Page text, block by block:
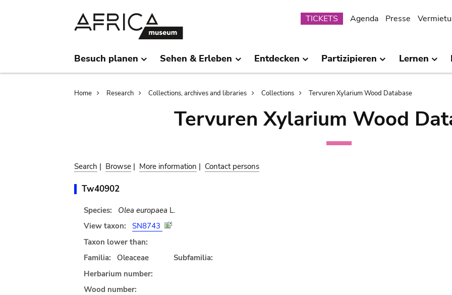
Submenu
TICKETS Agenda Presse
Besuch planen Sehen & Erleben Entdecken Partizipieren Lernen
Breadcrumb
Home Research Collections, archives and libraries Collections Tervuren Xylarium Wood Database
Tervuren Xylarium Wood
Search | Browse | More information | Contact persons
Tw40902
Species: Olea europaea L.
View taxon:
SN8743
Taxon lower than:
Familia:
Oleaceae
Subfamilia:
Herbarium number:
Wood number: